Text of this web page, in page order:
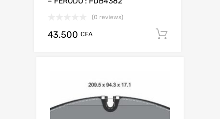
(0 reviews)
43.500 CFA